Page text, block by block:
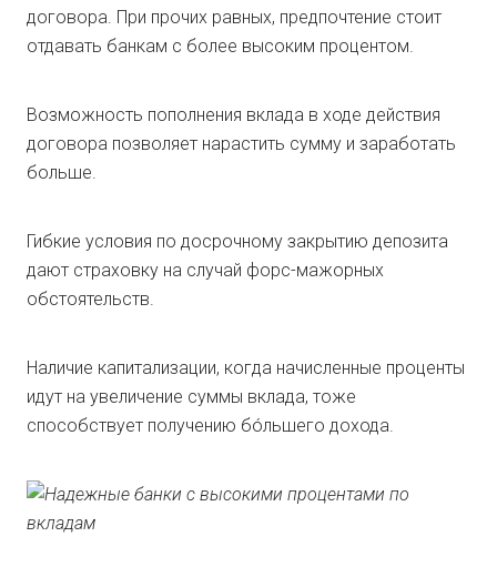
договора. При прочих равных, предпочтение стоит
отдавать банкам с более высоким процентом.
Возможность пополнения вклада в ходе действия
договора позволяет нарастить сумму и заработать
больше.
Гибкие условия по досрочному закрытию депозита
дают страховку на случай форс-мажорных
обстоятельств.
Наличие капитализации, когда начисленные проценты
идут на увеличение суммы вклада, тоже
способствует получению бóльшего дохода.